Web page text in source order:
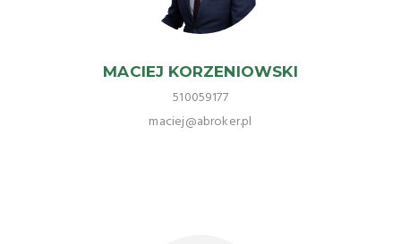
MACIEJ KORZENIOWSKI
510059177
maciej@abroker.pl